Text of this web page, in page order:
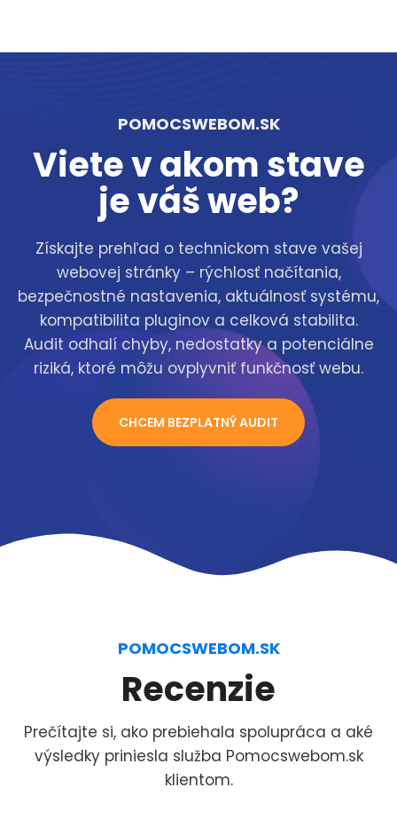
POMOCSWEBOM.SK
Viete v akom stave
je váš web?
Získajte prehľad o technickom stave vašej
webovej stránky – rýchlosť načítania,
bezpečnostné nastavenia, aktuálnosť systému,
kompatibilita pluginov a celková stabilita.
Audit odhalí chyby, nedostatky a potenciálne
riziká, ktoré môžu ovplyvniť funkčnosť webu.
CHCEM BEZPLATNÝ AUDIT
POMOCSWEBOM.SK
Recenzie
Prečítajte si, ako prebiehala spolupráca a aké
výsledky priniesla služba Pomocswebom.sk
klientom.